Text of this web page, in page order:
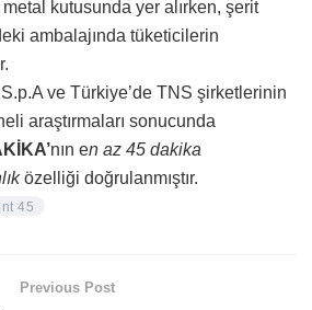
kutusunda yer alırken, şerit
ambalajında tüketicilerin
ve Türkiye’de TNS şirketlerinin
araştırmaları sonucunda
nın en az 45 dakika
özelliği doğrulanmıştır.
45
Previous Post